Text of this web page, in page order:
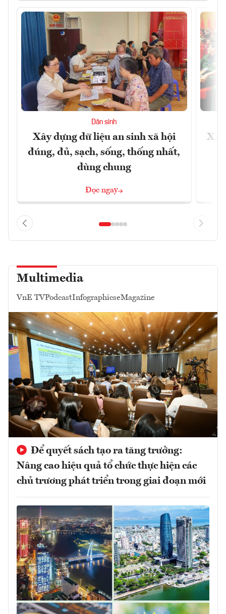
Dân sinh
Xây dựng dữ liệu an sinh xã hội
đúng, đủ, sạch, sống, thống nhất,
dùng chung
Đọc ngay
Multimedia
VnE TVPodcastInfographicseMagazine
Để quyết sách tạo ra tăng trưởng:
Nâng cao hiệu quả tổ chức thực hiện các
chủ trương phát triển trong giai đoạn mới